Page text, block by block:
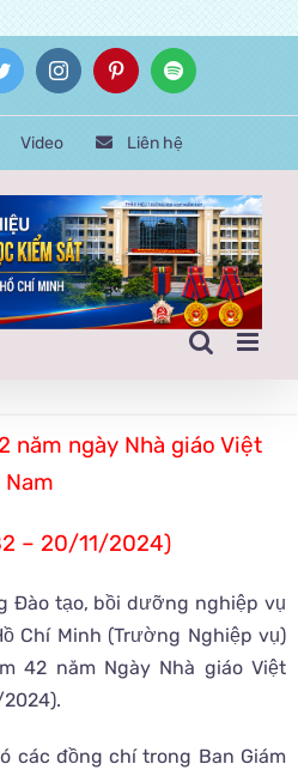
TwitterInstagramPinterestSpotify
Video Liên hệ
năm ngày Nhà giáo Việt
Nam
– 20/11/2024)
Đào tạo, bồi dưỡng nghiệp vụ
Chí Minh (Trường Nghiệp vụ)
42 năm Ngày Nhà giáo Việt
các đồng chí trong Ban Giám